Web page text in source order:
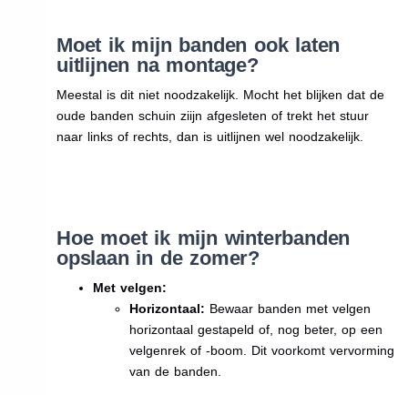
Moet ik mijn banden ook laten
uitlijnen na montage?
Meestal is dit niet noodzakelijk. Mocht het blijken dat de
oude banden schuin ziijn afgesleten of trekt het stuur
naar links of rechts, dan is uitlijnen wel noodzakelijk.
Hoe moet ik mijn winterbanden
opslaan in de zomer?
Met velgen:
Horizontaal: Bewaar banden met velgen
horizontaal gestapeld of, nog beter, op een
velgenrek of -boom. Dit voorkomt vervorming
van de banden.